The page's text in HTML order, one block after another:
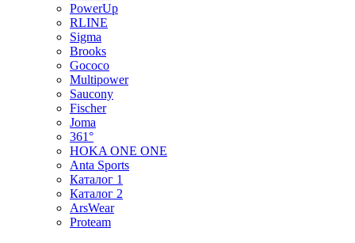
PowerUp
RLINE
Sigma
Brooks
Gococo
Multipower
Saucony
Fischer
Joma
361°
HOKA ONE ONE
Anta Sports
Каталог 1
Каталог 2
ArsWear
Proteam